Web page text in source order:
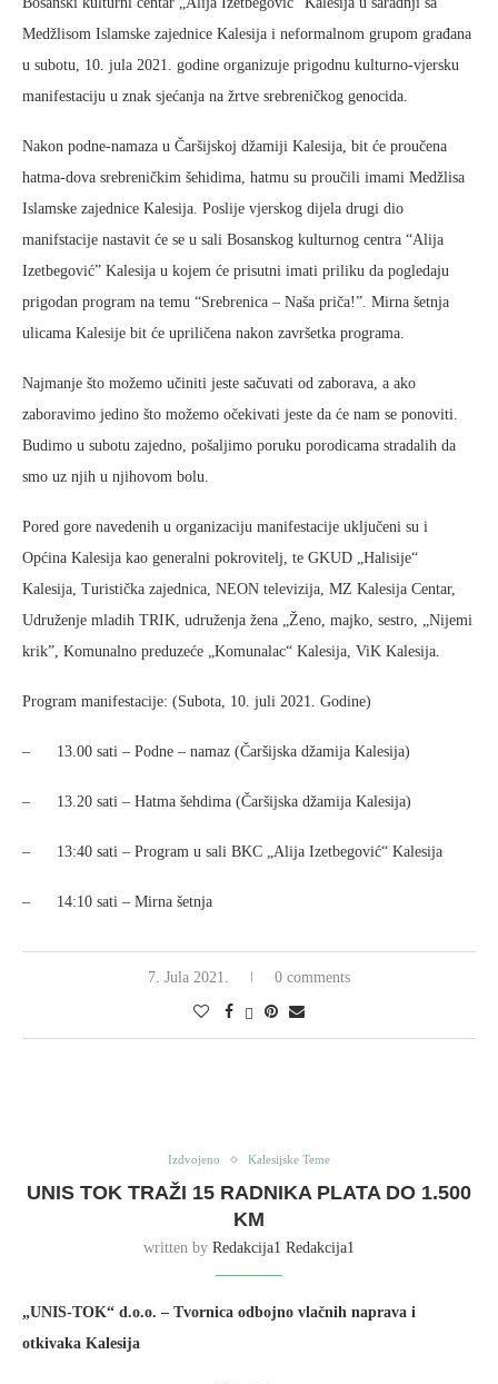
Medžlisom Islamske zajednice Kalesija i neformalnom grupom građana
u subotu, 10. jula 2021. godine organizuje prigodnu kulturno-vjersku
manifestaciju u znak sjećanja na žrtve srebreničkog genocida.
Nakon podne-namaza u Čaršijskoj džamiji Kalesija, bit će proučena
hatma-dova srebreničkim šehidima, hatmu su proučili imami Medžlisa
Islamske zajednice Kalesija. Poslije vjerskog dijela drugi dio
manifstacije nastavit će se u sali Bosanskog kulturnog centra “Alija
Izetbegović” Kalesija u kojem će prisutni imati priliku da pogledaju
prigodan program na temu “Srebrenica – Naša priča!”. Mirna šetnja
ulicama Kalesije bit će upriličena nakon završetka programa.
Najmanje što možemo učiniti jeste sačuvati od zaborava, a ako
zaboravimo jedino što možemo očekivati jeste da će nam se ponoviti.
Budimo u subotu zajedno, pošaljimo poruku porodicama stradalih da
smo uz njih u njihovom bolu.
Pored gore navedenih u organizaciju manifestacije uključeni su i
Općina Kalesija kao generalni pokrovitelj, te GKUD „Halisije“
Kalesija, Turistička zajednica, NEON televizija, MZ Kalesija Centar,
Udruženje mladih TRIK, udruženja žena „Ženo, majko, sestro, „Nijemi
krik”, Komunalno preduzeće „Komunalac“ Kalesija, ViK Kalesija.
Program manifestacije: (Subota, 10. juli 2021. Godine)
– 13.00 sati – Podne – namaz (Čaršijska džamija Kalesija)
– 13.20 sati – Hatma šehdima (Čaršijska džamija Kalesija)
– 13:40 sati – Program u sali BKC „Alija Izetbegović“ Kalesija
– 14:10 sati – Mirna šetnja
7. Jula 2021. 0 comments
Izdvojeno Kalesijske Teme
UNIS TOK TRAŽI 15 RADNIKA PLATA DO 1.500
KM
written by Redakcija1 Redakcija1
„UNIS-TOK“ d.o.o. – Tvornica odbojno vlačnih naprava i
otkivaka Kalesija